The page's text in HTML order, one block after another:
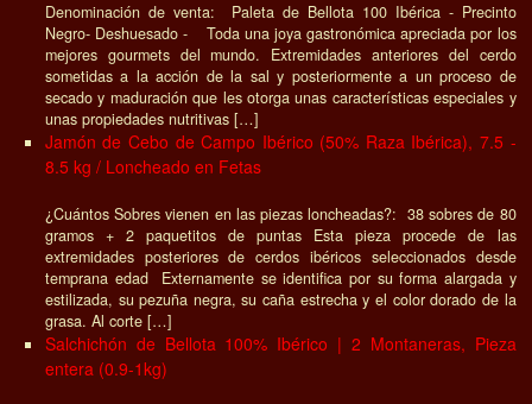
Denominación de venta: Paleta de Bellota 100 Ibérica - Precinto
Negro- Deshuesado - Toda una joya gastronómica apreciada por los
mejores gourmets del mundo. Extremidades anteriores del cerdo
sometidas a la acción de la sal y posteriormente a un proceso de
secado y maduración que les otorga unas características especiales y
unas propiedades nutritivas […]
Jamón de Cebo de Campo Ibérico (50% Raza Ibérica), 7.5 -
8.5 kg / Loncheado en Fetas
¿Cuántos Sobres vienen en las piezas loncheadas?: 38 sobres de 80
gramos + 2 paquetitos de puntas Esta pieza procede de las
extremidades posteriores de cerdos ibéricos seleccionados desde
temprana edad Externamente se identifica por su forma alargada y
estilizada, su pezuña negra, su caña estrecha y el color dorado de la
grasa. Al corte […]
Salchichón de Bellota 100% Ibérico | 2 Montaneras, Pieza
entera (0.9-1kg)